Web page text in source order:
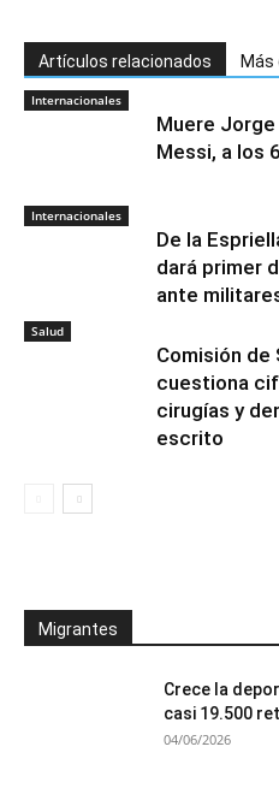
Artículos relacionados Más
Internacionales
Muere
Messi, a los
Internacionales
De la
dará primer
ante
Salud
Comisión de
cuestiona
cirugías y
escrito
Migrantes
Crece la
casi 19.500
04/06/2026